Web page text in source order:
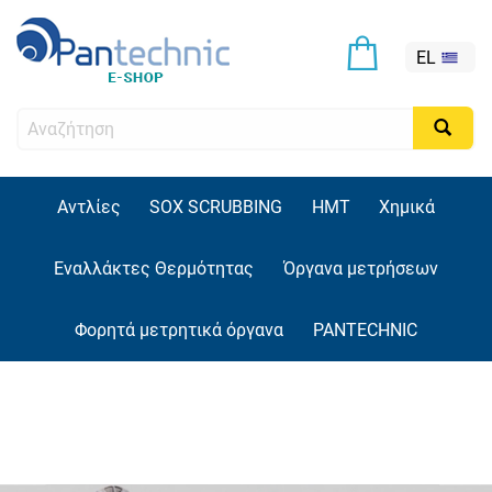
EL
Αντλίες SOX SCRUBBING HMT Χημικά
Εναλλάκτες Θερμότητας Όργανα μετρήσεων
Φορητά μετρητικά όργανα PANTECHNIC